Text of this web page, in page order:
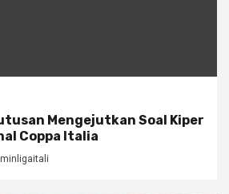
Mengejutkan Soal Kiper
Coppa Italia